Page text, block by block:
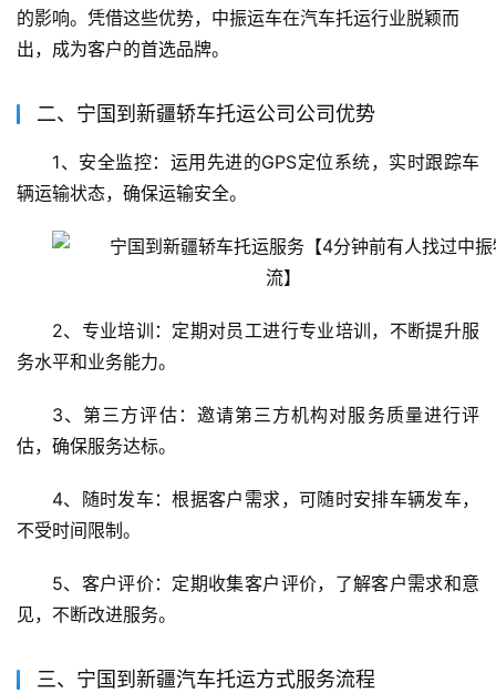
的影响。凭借这些优势，中振运车在汽车托运行业脱颖而
出，成为客户的首选品牌。
二、宁国到新疆轿车托运公司公司优势
1、安全监控：运用先进的GPS定位系统，实时跟踪车
辆运输状态，确保运输安全。
2、专业培训：定期对员工进行专业培训，不断提升服
务水平和业务能力。
3、第三方评估：邀请第三方机构对服务质量进行评
估，确保服务达标。
4、随时发车：根据客户需求，可随时安排车辆发车，
不受时间限制。
5、客户评价：定期收集客户评价，了解客户需求和意
见，不断改进服务。
三、宁国到新疆汽车托运方式服务流程